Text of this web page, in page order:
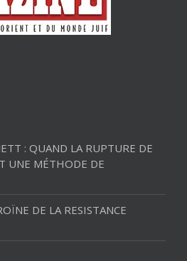
: QUAND LA RUPTURE DE
UNE MÉTHODE DE
DE LA RESISTANCE